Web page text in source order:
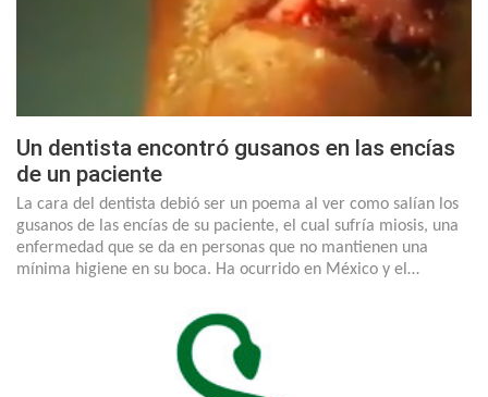
Un dentista encontró gusanos en las encías
de un paciente
La cara del dentista debió ser un poema al ver como salían los
gusanos de las encías de su paciente, el cual sufría miosis, una
enfermedad que se da en personas que no mantienen una
mínima higiene en su boca. Ha ocurrido en México y el…